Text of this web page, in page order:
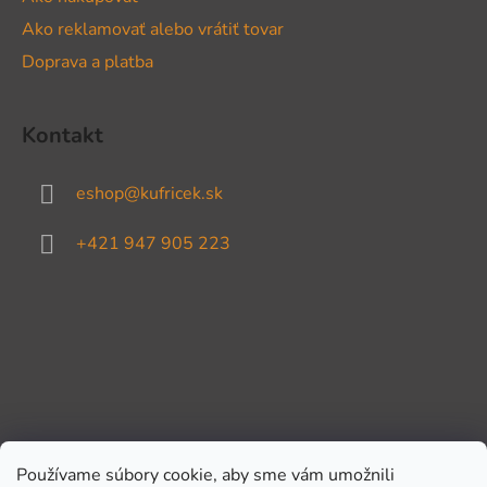
Používame súbory cookie, aby sme vám umožnili
Ako reklamovať alebo vrátiť tovar
Doprava a platba
Kontakt
eshop@kufricek.sk
+421 947 905 223